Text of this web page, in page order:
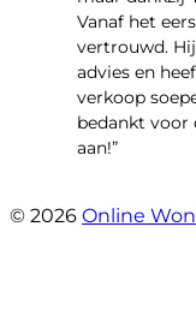
Vanaf het
vertrouwd.
advies en
verkoop
bedankt voor
aan!”
© 2026 Online